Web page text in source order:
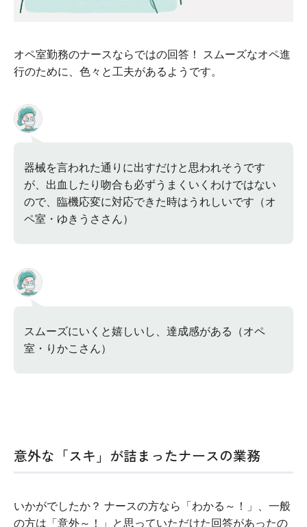
オペ室勤務のナースならではの回答！ スムーズなオペ進
行のために、色々と工夫があるようです。
器械を言われた通りに出すだけと思われそうです
が、出血したり吻合も必ずうまくいくわけではない
ので、臨機応変に対応できた時はうれしいです（オ
ペ室・ゆきうささん）
スムーズにいくと嬉しいし、達成感がある（オペ
室・りかこさん）
意外な「スキ」が詰まったナースの業務
いかがでしたか？ ナースの方なら「わかる～！」、一般
の方は「意外～！」と思っていただけた回答があったの